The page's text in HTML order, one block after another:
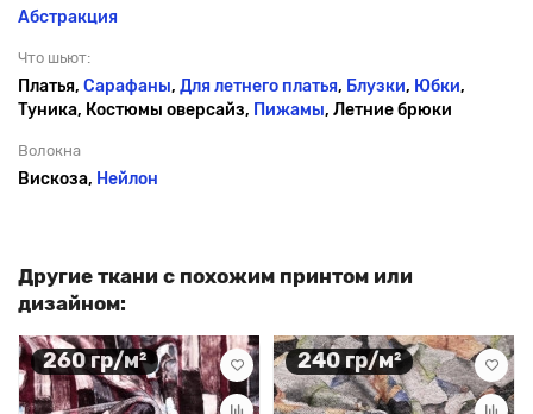
Абстракция
Что шьют:
Платья, Сарафаны, Для летнего платья, Блузки, Юбки,
Туника, Костюмы оверсайз, Пижамы, Летние брюки
Волокна
Вискоза, Нейлон
Другие ткани с похожим принтом или
дизайном:
260 гр/м² 240 гр/м²